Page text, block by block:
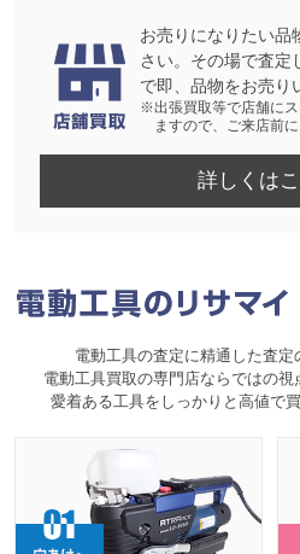
お売りになりたい品
さい。その場で査定
で即、品物をお売り
※出張買取等で店舗に
ますので、ご来店前
詳しくは
電動工具の査定に精通した査定
電動工具買取の専門店ならではの
愛着ある工具をしっかりと高値で